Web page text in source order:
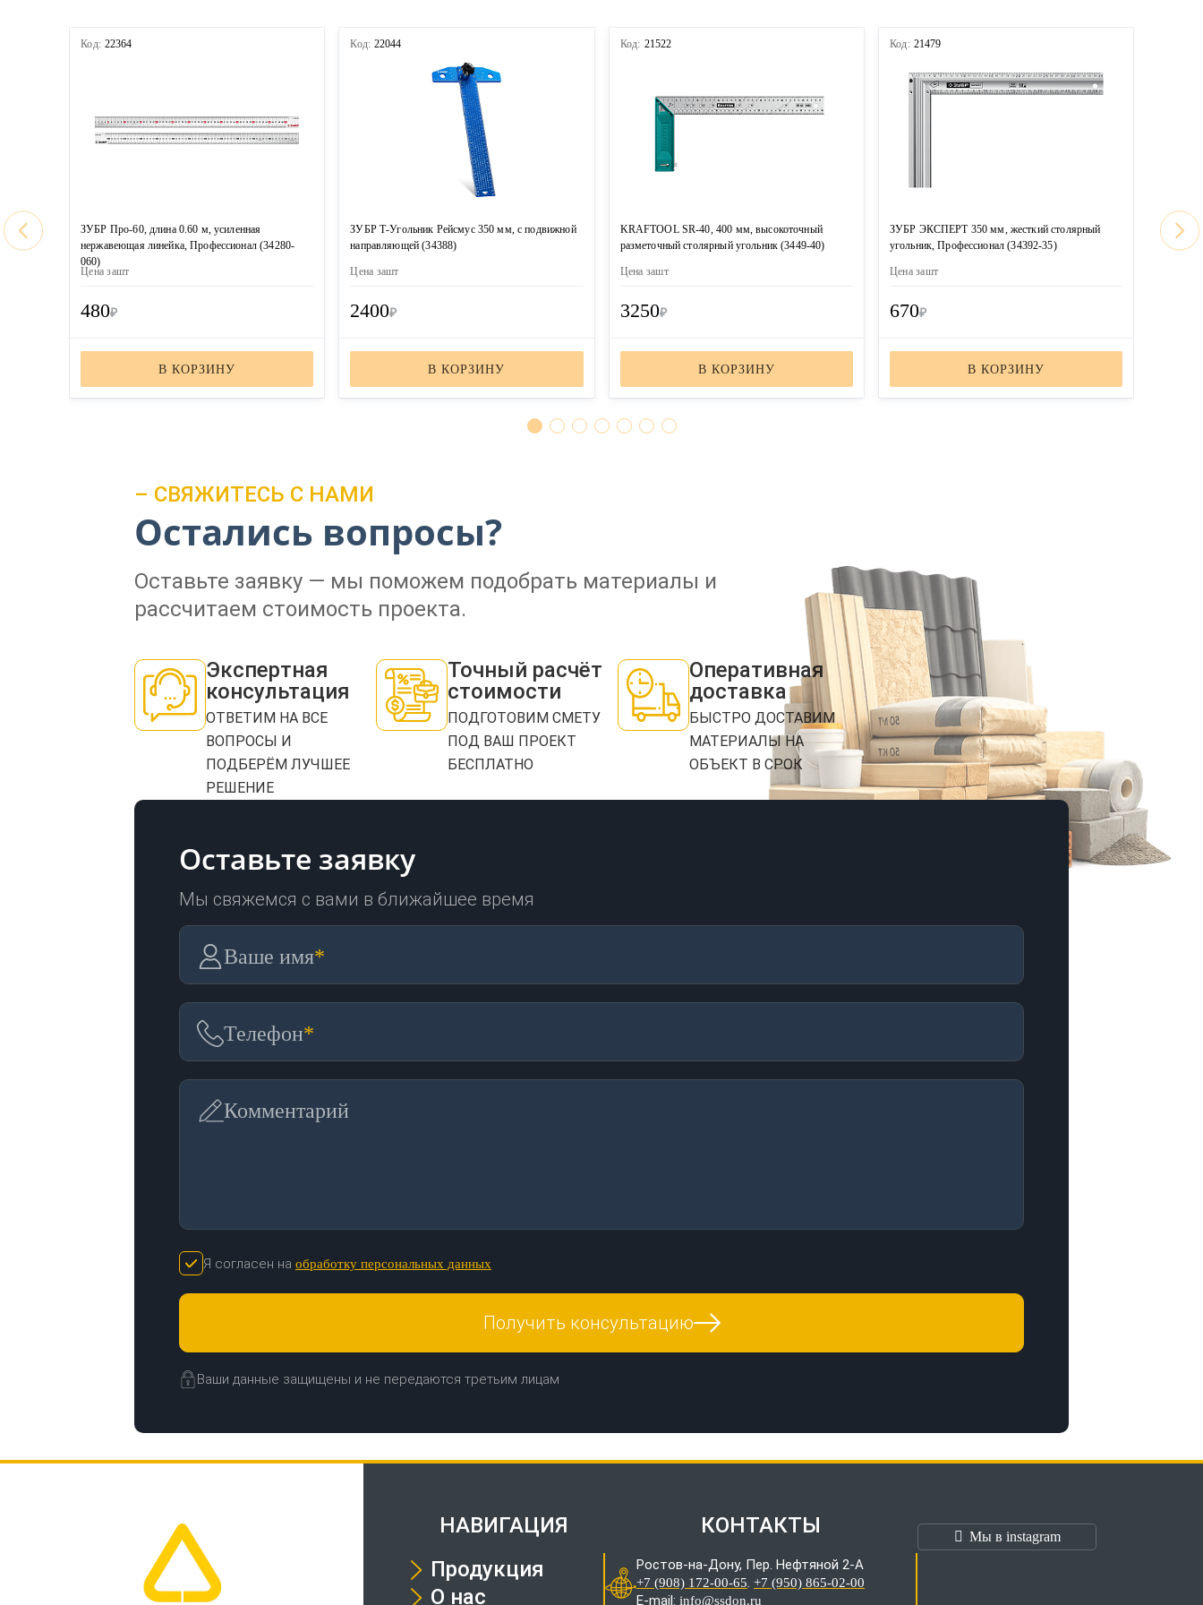
Код: 22364
ЗУБР Про-60, длина 0.60 м, усиленная
нержавеющая линейка, Профессионал (34280-
060)
Цена зашт
480₽
В КОРЗИНУ
Код: 22044
ЗУБР Т-Угольник Рейсмус 350 мм, с подвижной
направляющей (34388)
Цена зашт
2400₽
В КОРЗИНУ
Код: 21522
KRAFTOOL SR-40, 400 мм, высокоточный
разметочный столярный угольник (3449-40)
Цена зашт
3250₽
В КОРЗИНУ
Код: 21479
ЗУБР ЭКСПЕРТ 350 мм, жесткий столярный
угольник, Профессионал (34392-35)
Цена зашт
670₽
В КОРЗИНУ
ЗУБР 0,6
– СВЯЖИТЕСЬ С НАМИ
Остались вопросы?
Оставьте заявку — мы поможем подобрать материалы и
рассчитаем стоимость проекта.
Экспертная
консультация
ОТВЕТИМ НА ВСЕ
ВОПРОСЫ И
ПОДБЕРЁМ ЛУЧШЕЕ
РЕШЕНИЕ
Точный расчёт
стоимости
ПОДГОТОВИМ СМЕТУ
ПОД ВАШ ПРОЕКТ
БЕСПЛАТНО
Оперативная
доставка
БЫСТРО ДОСТАВИМ
МАТЕРИАЛЫ НА
ОБЪЕКТ В СРОК
Оставьте заявку
Мы свяжемся с вами в ближайшее время
Ваше имя*
Телефон*
Комментарий
Я согласен на обработку персональных данных
Получить консультацию
Ваши данные защищены и не передаются третьим лицам
НАВИГАЦИЯ
Продукция
О нас
КОНТАКТЫ
Ростов-на-Дону, Пер. Нефтяной 2-А
+7 (908) 172-00-65. +7 (950) 865-02-00
E-mail: info@ssdon.ru
Мы в instagram
ЗАКАЗАТЬ ЗВОНОК
данных в соответствии с ФЗ от 27.07.2006 № 152-ФЗ "О персональных данных", на
условиях и для целей, определенных в
политикой конфиденциальности